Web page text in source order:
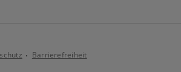
Barrierefreiheit